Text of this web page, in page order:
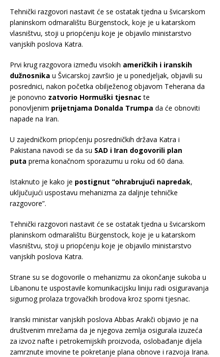
Tehnički razgovori nastavit će se ostatak tjedna u švicarskom
planinskom odmaralištu Bürgenstock, koje je u katarskom
vlasništvu, stoji u priopćenju koje je objavilo ministarstvo
vanjskih poslova Katra.
Prvi krug razgovora između visokih američkih i iranskih
dužnosnika u Švicarskoj završio je u ponedjeljak, objavili su
posrednici, nakon početka obilježenog objavom Teherana da
je ponovno zatvorio Hormuški tjesnac te
ponovljenim prijetnjama Donalda Trumpa da će obnoviti
napade na Iran.
U zajedničkom priopćenju posredničkih država Katra i
Pakistana navodi se da su SAD i Iran dogovorili plan
puta prema konačnom sporazumu u roku od 60 dana.
Istaknuto je kako je postignut “ohrabrujući napredak,
uključujući uspostavu mehanizma za daljnje tehničke
razgovore”.
Tehnički razgovori nastavit će se ostatak tjedna u švicarskom
planinskom odmaralištu Bürgenstock, koje je u katarskom
vlasništvu, stoji u priopćenju koje je objavilo ministarstvo
vanjskih poslova Katra.
Strane su se dogovorile o mehanizmu za okončanje sukoba u
Libanonu te uspostavile komunikacijsku liniju radi osiguravanja
sigurnog prolaza trgovačkih brodova kroz sporni tjesnac.
Iranski ministar vanjskih poslova Abbas Arakči objavio je na
društvenim mrežama da je njegova zemlja osigurala izuzeća
za izvoz nafte i petrokemijskih proizvoda, oslobađanje dijela
zamrznute imovine te pokretanje plana obnove i razvoja Irana.